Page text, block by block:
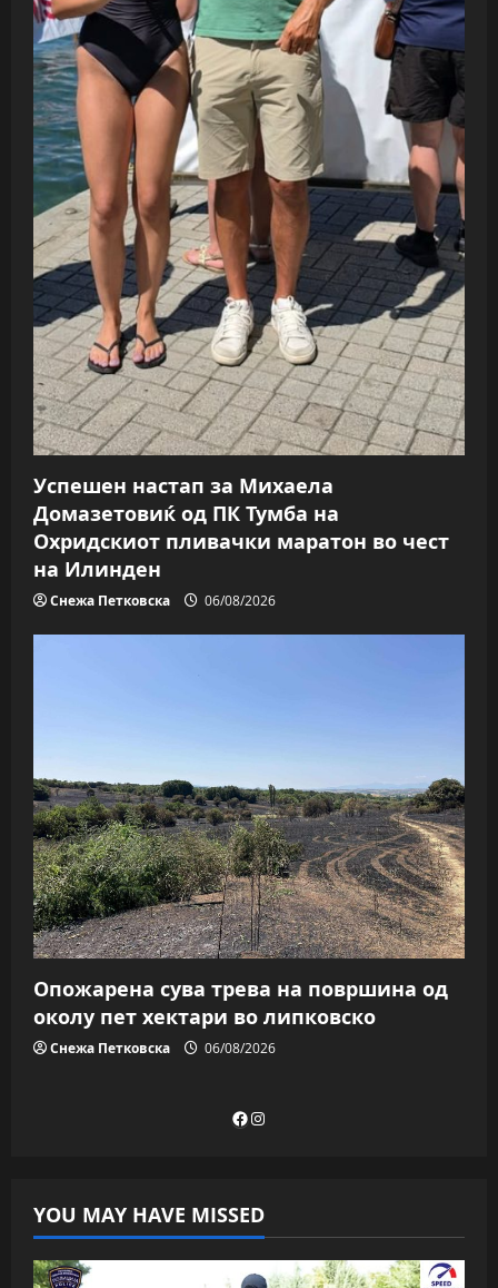
Успешен настап за Михаела
Домазетовиќ од ПК Тумба на
Охридскиот пливачки маратон во чест
на Илинден
Снежа Петковска 06/08/2026
Опожарена сува трева на површина од
околу пет хектари во липковско
Снежа Петковска 06/08/2026
Facebook
Instagram
YOU MAY HAVE MISSED